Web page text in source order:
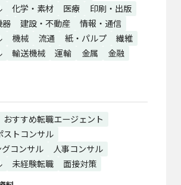
化学・素材 医療
印刷・出版
器
建設・不動産
情報・通信
機械 流通 紙・パルプ
繊維
輸送機械 運輸 金属
金融
おすすめ転職エージェント
ストコンサル
コンサル
人事コンサル
未経験転職
面接対策